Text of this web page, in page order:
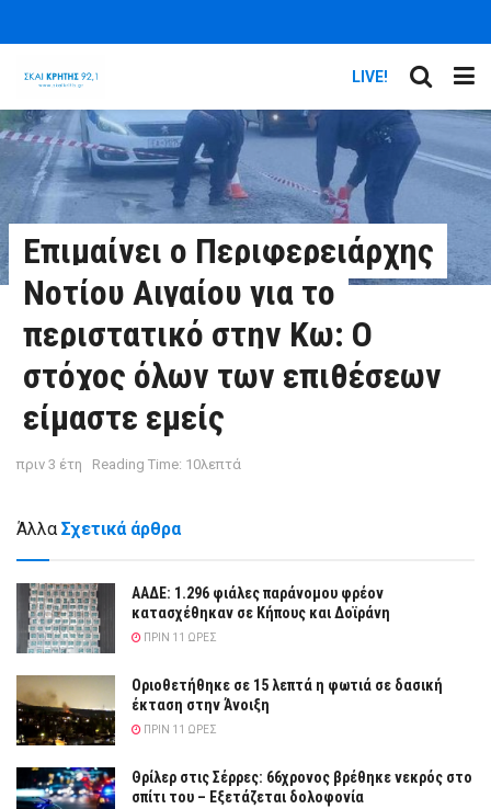
LIVE!
Επιμαίνει ο Περιφερειάρχης
Νοτίου Αιγαίου για το
περιστατικό στην Κω: Ο
στόχος όλων των επιθέσεων
είμαστε εμείς
πριν 3 έτη Reading Time: 10λεπτά
Άλλα Σχετικά άρθρα
ΑΑΔΕ: 1.296 φιάλες παράνομου φρέον
κατασχέθηκαν σε Κήπους και Δοϊράνη
ΠΡΙΝ 11 ΏΡΕΣ
Οριοθετήθηκε σε 15 λεπτά η φωτιά σε δασική
έκταση στην Άνοιξη
ΠΡΙΝ 11 ΏΡΕΣ
Θρίλερ στις Σέρρες: 66χρονος βρέθηκε νεκρός στο
σπίτι του – Εξετάζεται δολοφονία